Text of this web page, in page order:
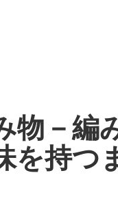
物－編
を持つ